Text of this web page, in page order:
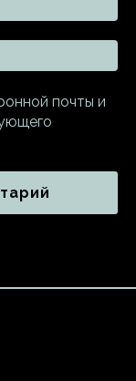
почты и